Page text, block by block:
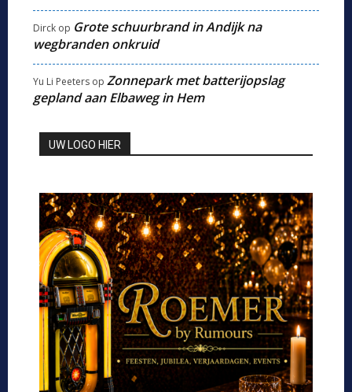
Dirck op Grote schuurbrand in Andijk na
wegbranden onkruid
Yu Li Peeters op Zonnepark met batterijopslag
gepland aan Elbaweg in Hem
UW LOGO HIER